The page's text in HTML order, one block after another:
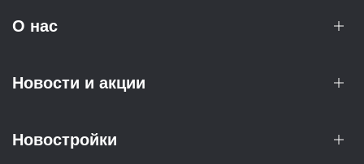
О нас
Новости и акции
Новостройки